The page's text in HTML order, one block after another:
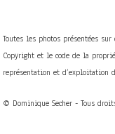
Toutes les photos présentées
Copyright et le code de la
représentation et d’exploitation
© Dominique Secher - Tous